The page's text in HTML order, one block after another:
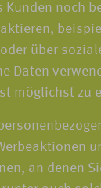
noch
über
Daten
möglichst zu
an denen